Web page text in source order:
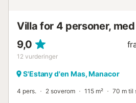
Villa for 4 personer,
9,0
12 vurderinger
S'Estany d'en Mas, Manacor
4 pers. 2 soverom 115 m² 70 m til